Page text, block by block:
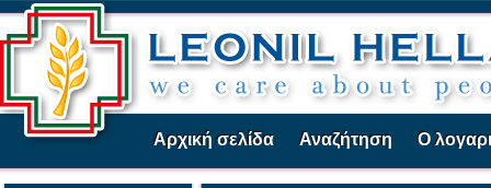
Αρχική σελίδα Αναζήτηση Ο